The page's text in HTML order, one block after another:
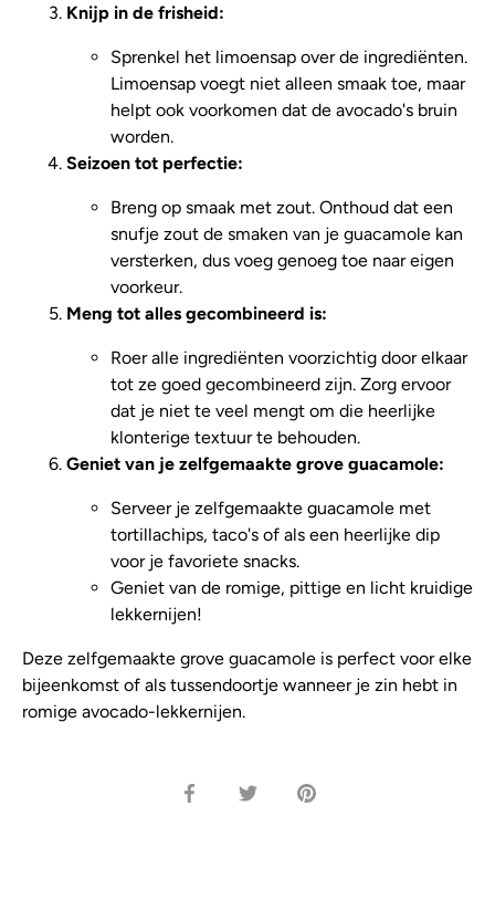
Knijp in de frisheid:
Sprenkel het limoensap over de ingrediënten.
Limoensap voegt niet alleen smaak toe, maar
helpt ook voorkomen dat de avocado's bruin
worden.
Seizoen tot perfectie:
Breng op smaak met zout. Onthoud dat een
snufje zout de smaken van je guacamole kan
versterken, dus voeg genoeg toe naar eigen
voorkeur.
Meng tot alles gecombineerd is:
Roer alle ingrediënten voorzichtig door elkaar
tot ze goed gecombineerd zijn. Zorg ervoor
dat je niet te veel mengt om die heerlijke
klonterige textuur te behouden.
Geniet van je zelfgemaakte grove guacamole:
Serveer je zelfgemaakte guacamole met
tortillachips, taco's of als een heerlijke dip
voor je favoriete snacks.
Geniet van de romige, pittige en licht kruidige
lekkernijen!
Deze zelfgemaakte grove guacamole is perfect voor elke
bijeenkomst of als tussendoortje wanneer je zin hebt in
romige avocado-lekkernijen.
Deel
Speld